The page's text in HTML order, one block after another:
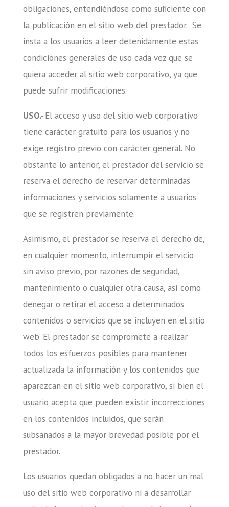
obligaciones, entendiéndose como suficiente con
la publicación en el sitio web del prestador. Se
insta a los usuarios a leer detenidamente estas
condiciones generales de uso cada vez que se
quiera acceder al sitio web corporativo, ya que
puede sufrir modificaciones.
USO.- El acceso y uso del sitio web corporativo
tiene carácter gratuito para los usuarios y no
exige registro previo con carácter general. No
obstante lo anterior, el prestador del servicio se
reserva el derecho de reservar determinadas
informaciones y servicios solamente a usuarios
que se registren previamente.
Asimismo, el prestador se reserva el derecho de,
en cualquier momento, interrumpir el servicio
sin aviso previo, por razones de seguridad,
mantenimiento o cualquier otra causa, así como
denegar o retirar el acceso a determinados
contenidos o servicios que se incluyen en el sitio
web. El prestador se compromete a realizar
todos los esfuerzos posibles para mantener
actualizada la información y los contenidos que
aparezcan en el sitio web corporativo, si bien el
usuario acepta que pueden existir incorrecciones
en los contenidos incluidos, que serán
subsanados a la mayor brevedad posible por el
prestador.
Los usuarios quedan obligados a no hacer un mal
uso del sitio web corporativo ni a desarrollar